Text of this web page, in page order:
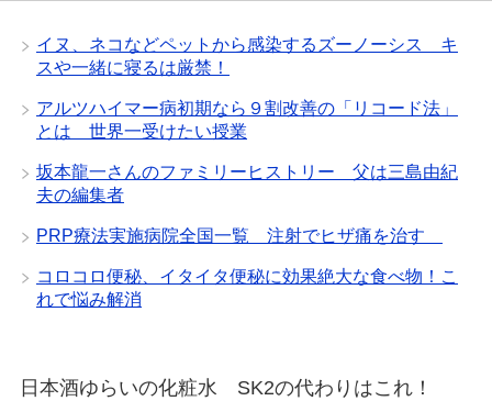
イヌ、ネコなどペットから感染するズーノーシス キ
スや一緒に寝るは厳禁！
アルツハイマー病初期なら９割改善の「リコード法」
とは 世界一受けたい授業
坂本龍一さんのファミリーヒストリー 父は三島由紀
夫の編集者
PRP療法実施病院全国一覧 注射でヒザ痛を治す
コロコロ便秘、イタイタ便秘に効果絶大な食べ物！こ
れで悩み解消
日本酒ゆらいの化粧水 SK2の代わりはこれ！